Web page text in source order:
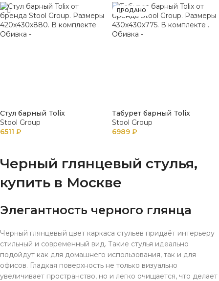
Стул барный Tolix
Stool Group
6511 ₽
ПРОДАНО
Табурет барный Tolix
Stool Group
6989 ₽
Черный глянцевый стулья,
купить в Москве
Элегантность черного глянца
Черный глянцевый цвет каркаса стульев придаёт интерьеру
стильный и современный вид. Такие стулья идеально
подойдут как для домашнего использования, так и для
офисов. Гладкая поверхность не только визуально
увеличивает пространство, но и легко очищается, что делает